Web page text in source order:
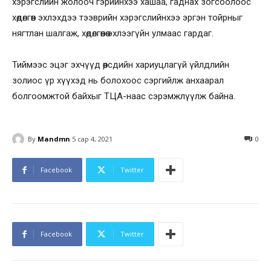
хөдөлгөөн эхлэхдээ тээврийн хэрэгслийнхээ эргэн тойрныг
нягтлан шалгаж, хөдөлгөөнөө эхлээгүйн улмаас гардаг.
Тиймээс эцэг эхчүүд өөрсдийн хариуцлагүй үйлдлийн
золиос үр хүүхэд нь болохоос сэргийлж анхаарал
болгоомжтой байхыг ТЦА-наас сэрэмжлүүлж байна.
By Mandmn 5 сар 4, 2021 0
Facebook Twitter
Facebook Twitter